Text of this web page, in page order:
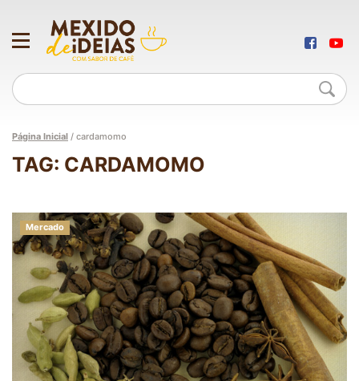
Página Inicial / cardamomo
TAG: CARDAMOMO
Mercado